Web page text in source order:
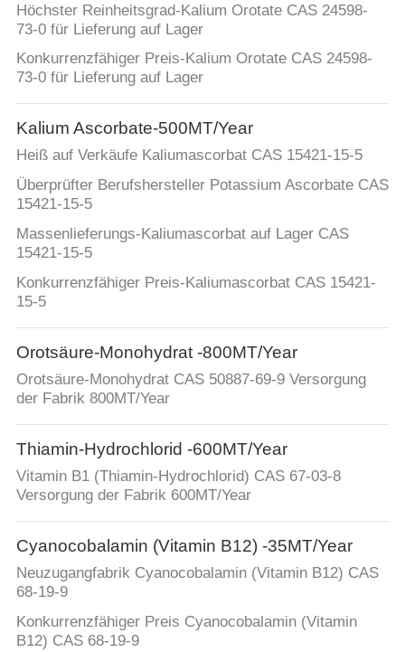
Höchster Reinheitsgrad-Kalium Orotate CAS 24598-
73-0 für Lieferung auf Lager
Konkurrenzfähiger Preis-Kalium Orotate CAS 24598-
73-0 für Lieferung auf Lager
Kalium Ascorbate-500MT/Year
Heiß auf Verkäufe Kaliumascorbat CAS 15421-15-5
Überprüfter Berufshersteller Potassium Ascorbate CAS
15421-15-5
Massenlieferungs-Kaliumascorbat auf Lager CAS
15421-15-5
Konkurrenzfähiger Preis-Kaliumascorbat CAS 15421-
15-5
Orotsäure-Monohydrat -800MT/Year
Orotsäure-Monohydrat CAS 50887-69-9 Versorgung
der Fabrik 800MT/Year
Thiamin-Hydrochlorid -600MT/Year
Vitamin B1 (Thiamin-Hydrochlorid) CAS 67-03-8
Versorgung der Fabrik 600MT/Year
Cyanocobalamin (Vitamin B12) -35MT/Year
Neuzugangfabrik Cyanocobalamin (Vitamin B12) CAS
68-19-9
Konkurrenzfähiger Preis Cyanocobalamin (Vitamin
B12) CAS 68-19-9